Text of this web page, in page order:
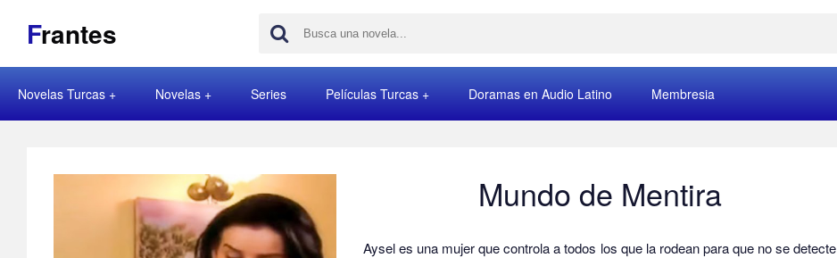
Frantes
Novelas Turcas Novelas Series Películas Turcas Doramas en Audio Latino Membresia
Mundo de Mentira
Aysel es una mujer que controla a todos los que la rodean para que no se detecte